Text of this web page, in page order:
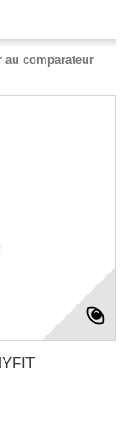
au comparateur